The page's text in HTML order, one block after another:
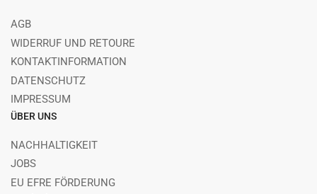
AGB
WIDERRUF UND RETOURE
KONTAKTINFORMATION
DATENSCHUTZ
IMPRESSUM
ÜBER UNS
NACHHALTIGKEIT
JOBS
EU EFRE FÖRDERUNG